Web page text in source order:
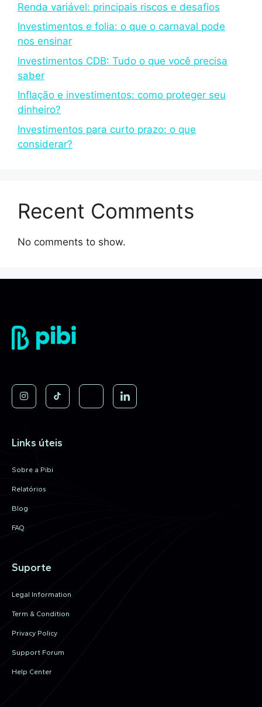
Renda variável: principais riscos e desafios
Investimentos e folia: o que o carnaval pode
nos ensinar
Investimentos CDB: Tudo o que você precisa
saber
Inflação e investimentos: como proteger seu
dinheiro?
Investimentos para curto prazo: o que
considerar?
Recent Comments
No comments to show.
Links úteis
Sobre a Pibi
Relatórios
Blog
FAQ
Suporte
Legal Information
Term & Condition
Privacy Policy
Support Forum
Help Center